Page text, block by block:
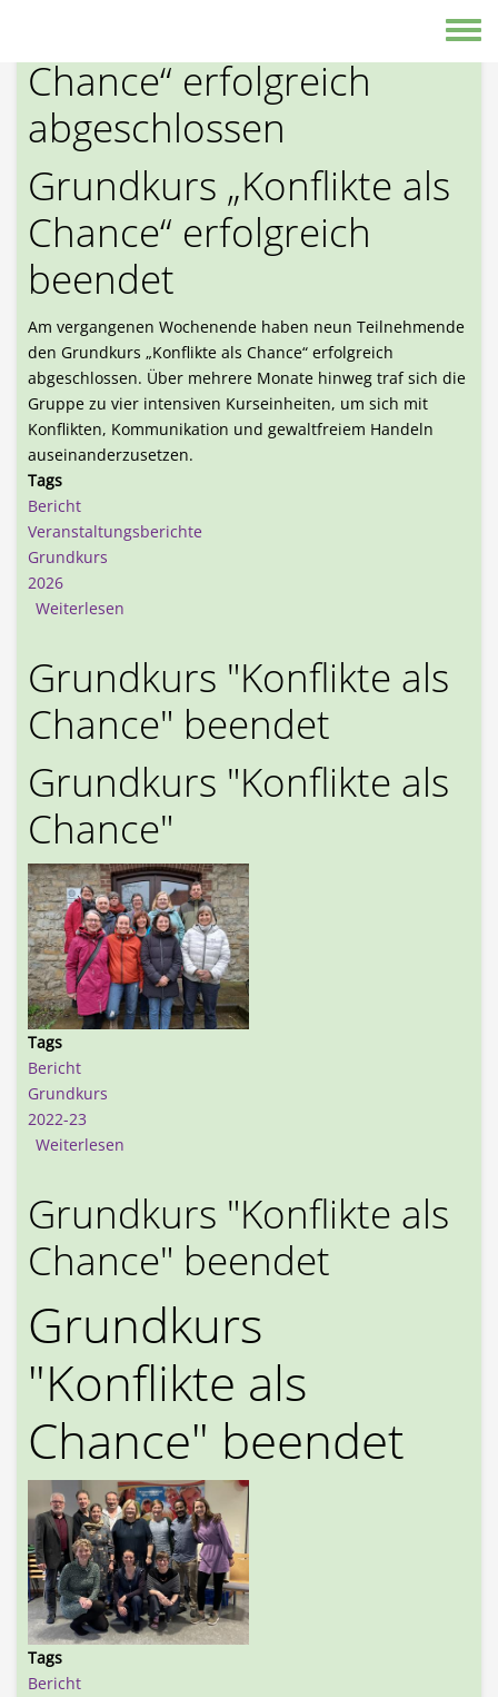
Grundkurs „Konflikte als
Chance“ erfolgreich
abgeschlossen
Grundkurs „Konflikte als
Chance“ erfolgreich
beendet
Am vergangenen Wochenende haben neun Teilnehmende
den Grundkurs „Konflikte als Chance“ erfolgreich
abgeschlossen. Über mehrere Monate hinweg traf sich die
Gruppe zu vier intensiven Kurseinheiten, um sich mit
Konflikten, Kommunikation und gewaltfreiem Handeln
auseinanderzusetzen.
Tags
Bericht
Veranstaltungsberichte
Grundkurs
2026
Weiterlesen
Grundkurs "Konflikte als
Chance" beendet
Grundkurs "Konflikte als
Chance"
Tags
Bericht
Grundkurs
2022-23
Weiterlesen
Grundkurs "Konflikte als
Chance" beendet
Grundkurs
"Konflikte als
Chance" beendet
Tags
Bericht